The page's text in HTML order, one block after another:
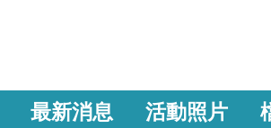
最新消息 活動照片